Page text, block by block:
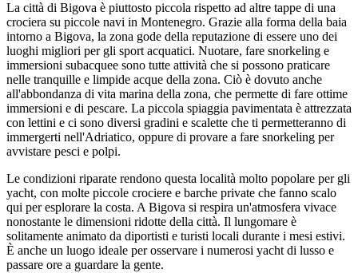
La città di Bigova è piuttosto piccola rispetto ad altre tappe di una
crociera su piccole navi in Montenegro. Grazie alla forma della baia
intorno a Bigova, la zona gode della reputazione di essere uno dei
luoghi migliori per gli sport acquatici. Nuotare, fare snorkeling e
immersioni subacquee sono tutte attività che si possono praticare
nelle tranquille e limpide acque della zona. Ciò è dovuto anche
all'abbondanza di vita marina della zona, che permette di fare ottime
immersioni e di pescare. La piccola spiaggia pavimentata è attrezzata
con lettini e ci sono diversi gradini e scalette che ti permetteranno di
immergerti nell'Adriatico, oppure di provare a fare snorkeling per
avvistare pesci e polpi.
Le condizioni riparate rendono questa località molto popolare per gli
yacht, con molte piccole crociere e barche private che fanno scalo
qui per esplorare la costa. A Bigova si respira un'atmosfera vivace
nonostante le dimensioni ridotte della città. Il lungomare è
solitamente animato da diportisti e turisti locali durante i mesi estivi.
È anche un luogo ideale per osservare i numerosi yacht di lusso e
passare ore a guardare la gente.